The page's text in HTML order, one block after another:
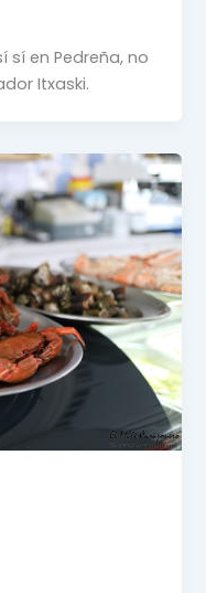
sí en Pedreña, no
Itxaski.